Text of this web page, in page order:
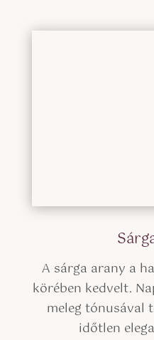
A sárga arany a
körében kedvelt.
meleg tónusával
időtlen